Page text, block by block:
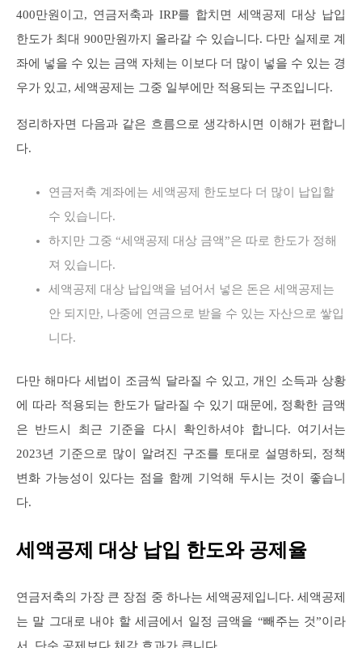
400만원이고, 연금저축과 IRP를 합치면 세액공제 대상 납입
한도가 최대 900만원까지 올라갈 수 있습니다. 다만 실제로 계
좌에 넣을 수 있는 금액 자체는 이보다 더 많이 넣을 수 있는 경
우가 있고, 세액공제는 그중 일부에만 적용되는 구조입니다.
정리하자면 다음과 같은 흐름으로 생각하시면 이해가 편합니
다.
연금저축 계좌에는 세액공제 한도보다 더 많이 납입할
수 있습니다.
하지만 그중 “세액공제 대상 금액”은 따로 한도가 정해
져 있습니다.
세액공제 대상 납입액을 넘어서 넣은 돈은 세액공제는
안 되지만, 나중에 연금으로 받을 수 있는 자산으로 쌓입
니다.
다만 해마다 세법이 조금씩 달라질 수 있고, 개인 소득과 상황
에 따라 적용되는 한도가 달라질 수 있기 때문에, 정확한 금액
은 반드시 최근 기준을 다시 확인하셔야 합니다. 여기서는
2023년 기준으로 많이 알려진 구조를 토대로 설명하되, 정책
변화 가능성이 있다는 점을 함께 기억해 두시는 것이 좋습니
다.
세액공제 대상 납입 한도와 공제율
연금저축의 가장 큰 장점 중 하나는 세액공제입니다. 세액공제
는 말 그대로 내야 할 세금에서 일정 금액을 “빼주는 것”이라
서, 단순 공제보다 체감 효과가 큽니다.